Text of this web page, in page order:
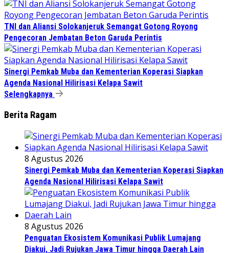
TNI dan Aliansi Solokanjeruk Semangat Gotong Royong
Pengecoran Jembatan Beton Garuda Perintis
Sinergi Pemkab Muba dan Kementerian Koperasi Siapkan
Agenda Nasional Hilirisasi Kelapa Sawit
Selengkapnya
Berita Ragam
8 Agustus 2026
Sinergi Pemkab Muba dan Kementerian Koperasi Siapkan
Agenda Nasional Hilirisasi Kelapa Sawit
8 Agustus 2026
Penguatan Ekosistem Komunikasi Publik Lumajang
Diakui, Jadi Rujukan Jawa Timur hingga Daerah Lain